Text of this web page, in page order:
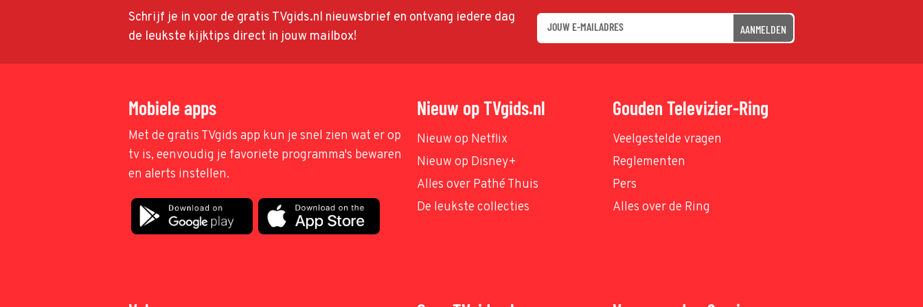
Schrijf je in voor de gratis TVgids.nl nieuwsbrief en ontvang iedere dag
de leukste kijktips direct in jouw mailbox!
AANMELDEN
Mobiele apps
Met de gratis TVgids app kun je snel zien wat er op
tv is, eenvoudig je favoriete programma's bewaren
en alerts instellen.
Nieuw op TVgids.nl
Nieuw op Netflix
Nieuw op Disney+
Alles over Pathé Thuis
De leukste collecties
Gouden Televizier-Ring
Veelgestelde vragen
Reglementen
Pers
Alles over de Ring